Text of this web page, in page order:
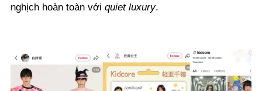
nghịch hoàn toàn với quiet luxury.